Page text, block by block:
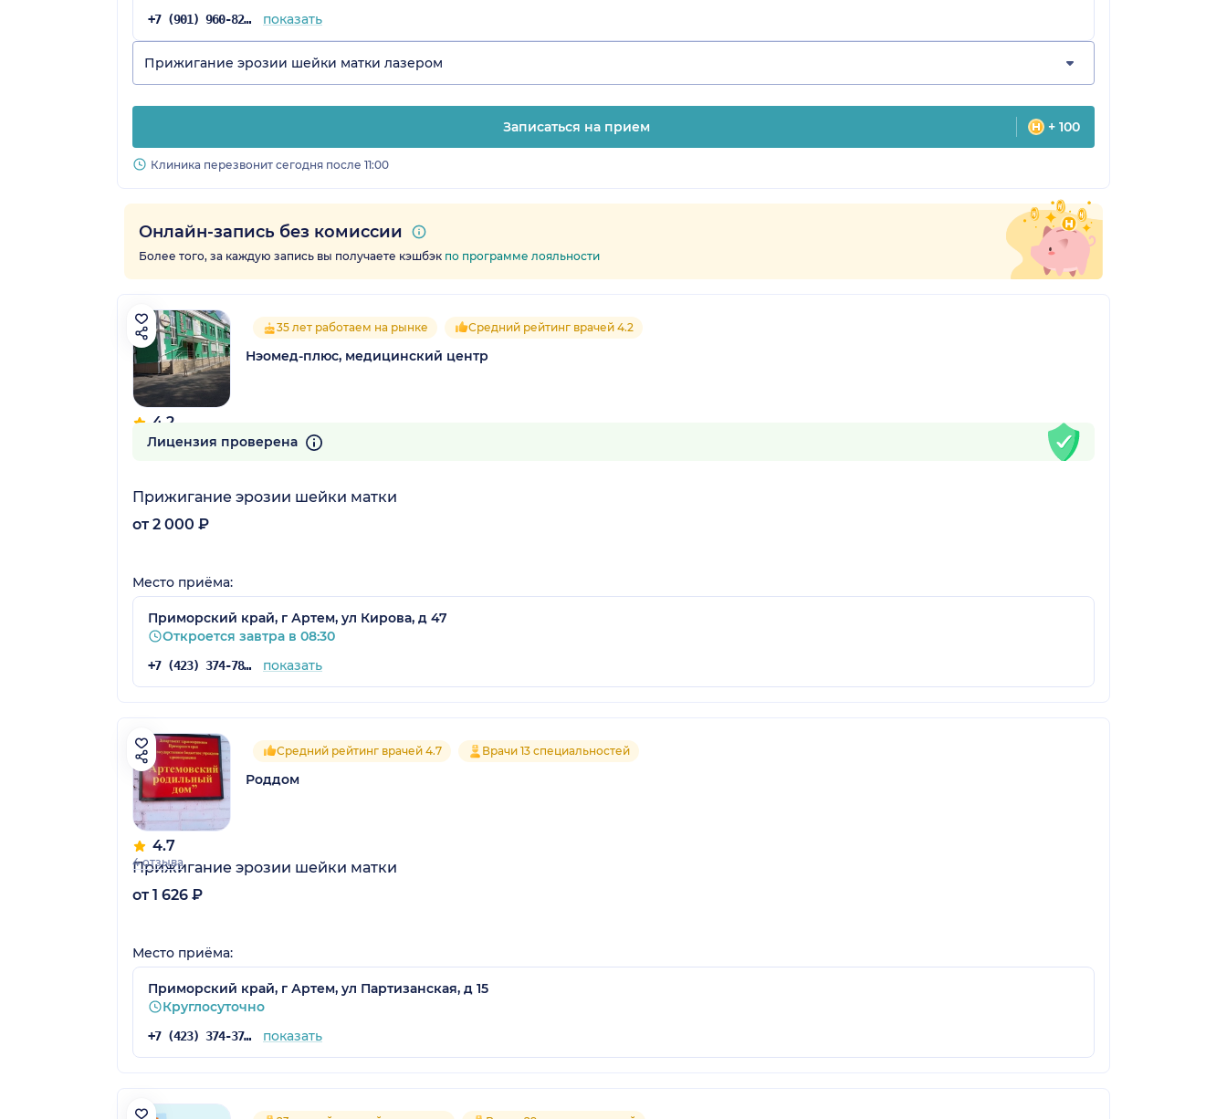
+7 (901) 960-82-47 показать
Прижигание эрозии шейки матки лазером
Записаться на прием + 100
Клиника перезвонит сегодня после 11:00
Онлайн-запись без комиссии
Более того, за каждую запись вы получаете кэшбэк по программе лояльности
4.2
23 отзыва
35 лет работаем на рынке Средний рейтинг врачей 4.2
Нэомед-плюс, медицинский центр
Лицензия проверена
Прижигание эрозии шейки матки
от 2 000 ₽
Место приёма:
Приморский край, г Артем, ул Кирова, д 47
Откроется завтра в 08:30
+7 (423) 374-78-04 показать
4.7
4 отзыва
Средний рейтинг врачей 4.7 Врачи 13 специальностей
Роддом
Прижигание эрозии шейки матки
от 1 626 ₽
Место приёма:
Приморский край, г Артем, ул Партизанская, д 15
Круглосуточно
+7 (423) 374-37-37 показать